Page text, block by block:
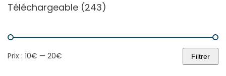
Téléchargeable (243)
Prix
Prix
Filtrer
Prix : 10€ — 20€